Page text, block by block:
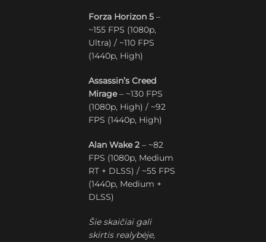
Forza Horizon 5 –
~155 FPS (1080p,
Ultra) / ~110 FPS
(1440p, High)
Assassin’s Creed
Mirage– ~130 FPS
(1080p, High) / ~92
FPS (1440p, High)
Alan Wake 2 – ~82
FPS (1080p, Medium
RT + DLSS) / ~55 FPS
(1440p, Medium +
DLSS)
Šie skaičiai gali
skirtis realybėje,